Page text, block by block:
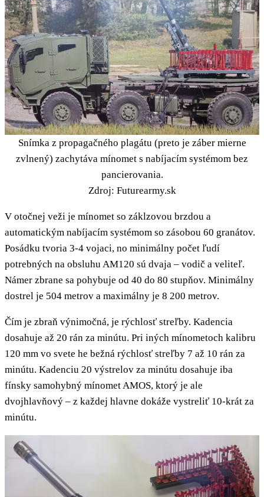
Snímka z propagačného plagátu (preto je záber mierne
zvlnený) zachytáva mínomet s nabíjacím systémom bez
pancierovania.
Zdroj: Futurearmy.sk
V otočnej veži je mínomet so záklzovou brzdou a
automatickým nabíjacím systémom so zásobou 60 granátov.
Posádku tvoria 3-4 vojaci, no minimálny počet ľudí
potrebných na obsluhu AM120 sú dvaja – vodič a veliteľ.
Námer zbrane sa pohybuje od 40 do 80 stupňov. Minimálny
dostrel je 504 metrov a maximálny je 8 200 metrov.
Čím je zbraň výnimočná, je rýchlosť streľby. Kadencia
dosahuje až 20 rán za minútu. Pri iných mínometoch kalibru
120 mm vo svete he bežná rýchlosť streľby 7 až 10 rán za
minútu. Kadenciu 20 výstrelov za minútu dosahuje iba
fínsky samohybný mínomet AMOS, ktorý je ale
dvojhlavňový – z každej hlavne dokáže vystreliť 10-krát za
minútu.